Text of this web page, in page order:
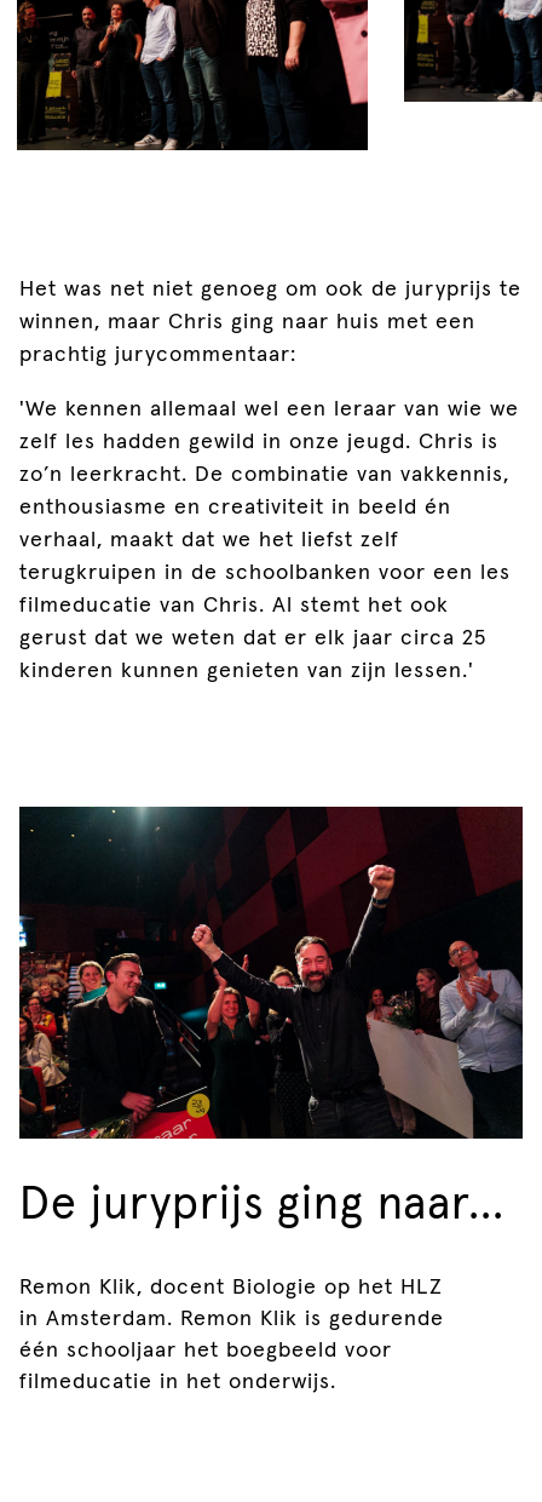
Het was net niet genoeg om ook de juryprijs te
winnen, maar Chris ging naar huis met een
prachtig jurycommentaar:
'We kennen allemaal wel een leraar van wie we
zelf les hadden gewild in onze jeugd. Chris is
zo’n leerkracht. De combinatie van vakkennis,
enthousiasme en creativiteit in beeld én
verhaal, maakt dat we het liefst zelf
terugkruipen in de schoolbanken voor een les
filmeducatie van Chris. Al stemt het ook
gerust dat we weten dat er elk jaar circa 25
kinderen kunnen genieten van zijn lessen.'
De juryprijs ging naar...
Remon Klik, docent Biologie op het HLZ
in Amsterdam. Remon Klik is gedurende
één schooljaar het boegbeeld voor
filmeducatie in het onderwijs.